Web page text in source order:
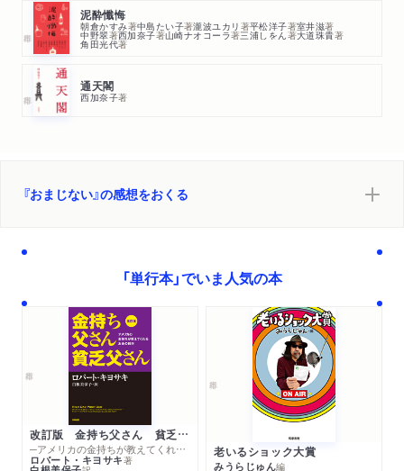
「STORY」5月号で紹介されました。
新聞2018/04/01
共同通信より書評が配信されました。（評者：吉田大介さん）
雑誌 2018/03/26
「SPRiNG」5月号で紹介されました。
「GINZA」4月号にインタビューが掲載されました。
「OZmagazine」4月号で紹介されました。
2018/03/12
「GINZA」4月号にインタビューが掲載されました。
2018/03/09
TOKYO FM「鈴木おさむのよんぱち」で三省堂書店・新井見枝香
さんに紹介されました。
泥酔懺悔
朝倉かすみ著中島たい子著瀧波ユカリ 著平松洋子著室井滋著
中野翠著西加奈子著山崎ナオコーラ著三浦しをん 著大道珠貴著
角田光代著
通天閣
西加奈子著
『おまじない』の感想をおくる
「単行本」でいま人気の本
改訂版 金持ち父さん 貧乏父さん
─アメリカの金持ちが教えてくれるお金の哲学
ロバート・キヨサキ著 老いるショック大賞
みうらじゅん編